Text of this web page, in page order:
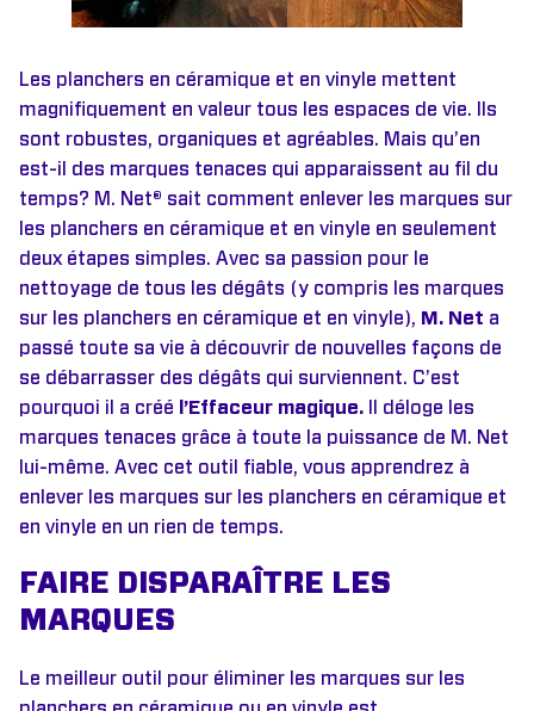
Les planchers en céramique et en vinyle mettent
magnifiquement en valeur tous les espaces de vie. Ils
sont robustes, organiques et agréables. Mais qu’en
est-il des marques tenaces qui apparaissent au fil du
temps? M. Net® sait comment enlever les marques sur
les planchers en céramique et en vinyle en seulement
deux étapes simples. Avec sa passion pour le
nettoyage de tous les dégâts (y compris les marques
sur les planchers en céramique et en vinyle), M. Net a
passé toute sa vie à découvrir de nouvelles façons de
se débarrasser des dégâts qui surviennent. C’est
pourquoi il a créé l’Effaceur magique. Il déloge les
marques tenaces grâce à toute la puissance de M. Net
lui-même. Avec cet outil fiable, vous apprendrez à
enlever les marques sur les planchers en céramique et
en vinyle en un rien de temps.
FAIRE DISPARAÎTRE LES
MARQUES
Le meilleur outil pour éliminer les marques sur les